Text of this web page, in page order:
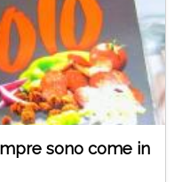
sono come in